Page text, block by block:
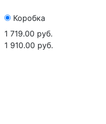
Коробка
1 719.00 руб.
1 910.00 руб.